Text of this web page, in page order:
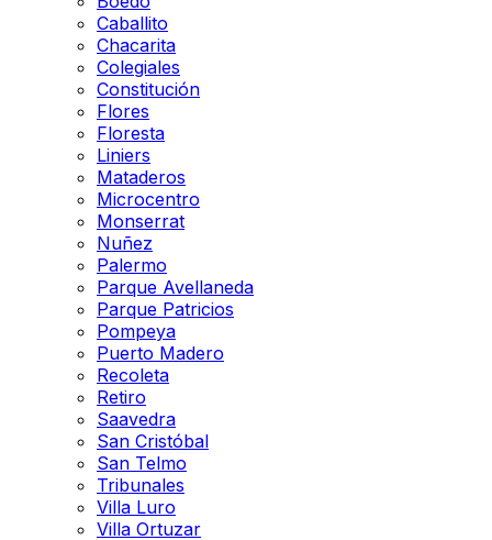
Caballito
Chacarita
Colegiales
Constitución
Flores
Floresta
Liniers
Mataderos
Microcentro
Monserrat
Nuñez
Palermo
Parque Avellaneda
Parque Patricios
Pompeya
Puerto Madero
Recoleta
Retiro
Saavedra
San Cristóbal
San Telmo
Tribunales
Villa Luro
Villa Ortuzar